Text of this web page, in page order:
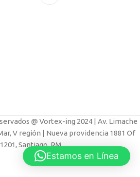
@ Vortex-ing 2024 | Av. Limache
V región | Nueva providencia 1881 Of
1201, Santiago, RM.
Estamos en Línea